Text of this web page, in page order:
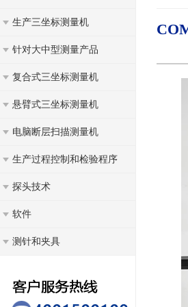
生产三坐标测量机
针对大中型测量产品
复合式三坐标测量机
悬臂式三坐标测量机
电脑断层扫描测量机
生产过程控制和检验程序
探头技术
软件
测针和夹具